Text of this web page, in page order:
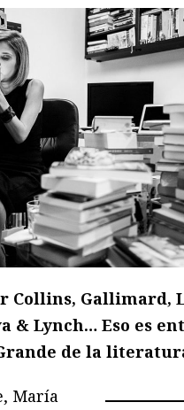
Collins, Gallimard,
& Lynch… Eso es
de la
María